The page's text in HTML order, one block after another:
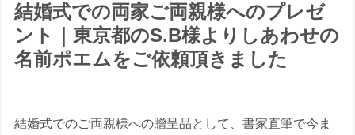
結婚式での両家ご両親様へのプレゼ
ント｜東京都のS.B様よりしあわせの
名前ポエムをご依頼頂きました
結婚式でのご両親様への贈呈品として、書家直筆で今ま